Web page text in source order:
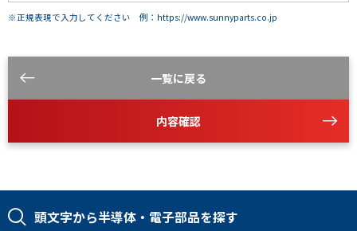
※正規表現で入力してください 例：https://www.sunnyparts.co.jp
一覧に戻る
内容確認
頭文字から半導体・電子部品を探す